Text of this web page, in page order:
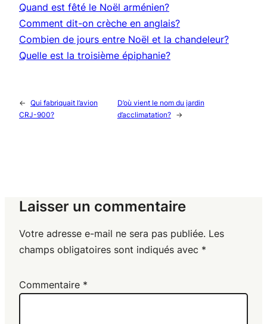
Quand est fêté le Noël arménien?
Comment dit-on crèche en anglais?
Combien de jours entre Noël et la chandeleur?
Quelle est la troisième épiphanie?
← Qui fabriquait l’avion
CRJ-900?
D’où vient le nom du jardin
d’acclimatation?
→
Laisser un commentaire
Votre adresse e-mail ne sera pas publiée. Les
champs obligatoires sont indiqués avec *
Commentaire *